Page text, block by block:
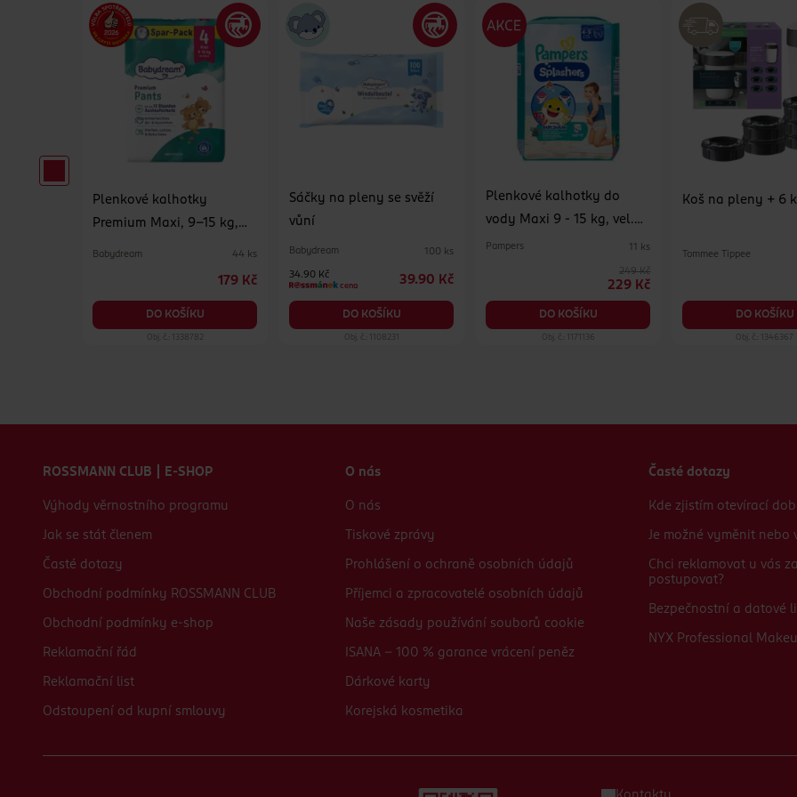
Plenkové kalhotky
Premium Maxi, 9–15 kg,
Babydream 44 ks
179 Kč
DO KOŠÍKU
Obj. č.: 1338782
Sáčky na pleny se svěží
vůní
Babydream 100 ks
34.90 Kč
cena 39.90 Kč
DO KOŠÍKU
Obj. č.: 1108231
Plenkové kalhotky do
vody Maxi 9 - 15 kg, vel.
4-5
Pampers 11 ks
249 Kč
229 Kč
DO KOŠÍKU
Koš na pleny + 6
Tommee Tippee
DO KOŠÍKU
Obj. č.: 1346367
ROSSMANN CLUB | E-SHOP
Výhody věrnostního programu
Jak se stát členem
Časté dotazy
Obchodní podmínky ROSSMANN CLUB
Obchodní podmínky e-shop
Reklamační řád
Reklamační list
Odstoupení od kupní smlouvy
O nás
O nás
Tiskové zprávy
Prohlášení o ochraně osobních údajů
Příjemci a zpracovatelé osobních údajů
Naše zásady používání souborů cookie
ISANA - 100 % garance vrácení peněz
Dárkové karty
Korejská kosmetika
Časté dotazy
Kde zjistím otevírací
Je možné vyměnit nebo
Chci reklamovat u vás
postupovat?
Bezpečnostní a datové
NYX Professional